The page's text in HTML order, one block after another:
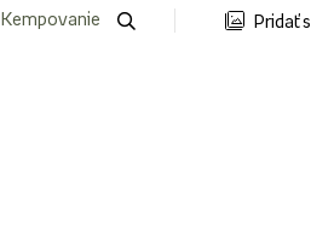
Kempovanie Pridať